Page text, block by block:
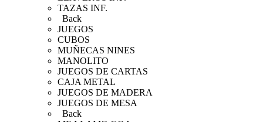
TAZAS INF.
Back
JUEGOS
CUBOS
MUÑECAS NINES
MANOLITO
JUEGOS DE CARTAS
CAJA METAL
JUEGOS DE MADERA
JUEGOS DE MESA
Back